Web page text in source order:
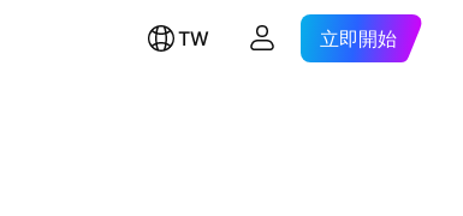
TW 立即開始